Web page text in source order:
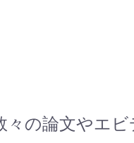
々の論文やエ